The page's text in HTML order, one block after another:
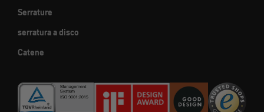
Serrature
serratura a disco
Catene